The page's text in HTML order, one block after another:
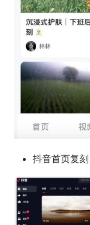
抖音首页复